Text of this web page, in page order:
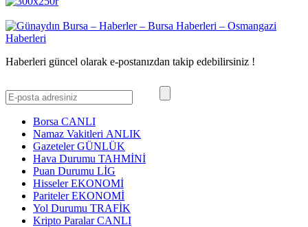
Haberleri güncel olarak e-postanızdan takip edebilirsiniz !
Borsa CANLI
Namaz Vakitleri ANLIK
GazetelerGÜNLÜK
Hava Durumu TAHMİNİ
Puan Durumu LİG
HisselerEKONOMİ
ParitelerEKONOMİ
Yol Durumu TRAFİK
Kripto ParalarCANLI